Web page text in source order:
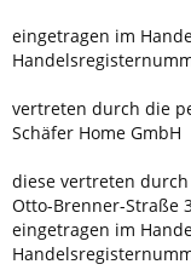
eingetragen im
vertreten durch die
Schäfer Home GmbH
diese vertreten
Otto-Brenner-Straße
eingetragen im